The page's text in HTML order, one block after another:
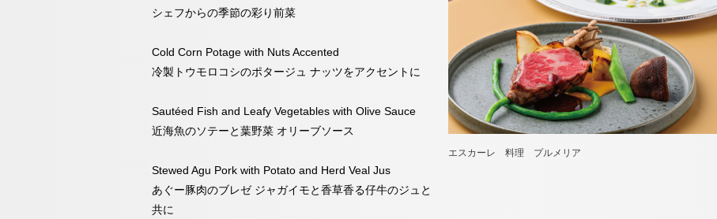
シェフからの季節の彩り前菜
Cold Corn Potage with Nuts Accented
冷製トウモロコシのポタージュ ナッツをアクセントに
Sautéed Fish and Leafy Vegetables with Olive Sauce
近海魚のソテーと葉野菜 オリーブソース
Stewed Agu Pork with Potato and Herd Veal Jus
あぐー豚肉のブレゼ ジャガイモと香草香る仔牛のジュと
共に
エスカーレ 料理 プルメリア